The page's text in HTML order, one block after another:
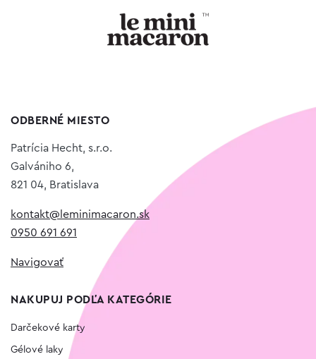
ODBERNÉ MIESTO
Patrícia Hecht, s.r.o.
Galvániho 6,
821 04, Bratislava
kontakt@leminimacaron.sk
0950 691 691
Navigovať
NAKUPUJ PODĽA KATEGÓRIE
Darčekové karty
Gélové laky